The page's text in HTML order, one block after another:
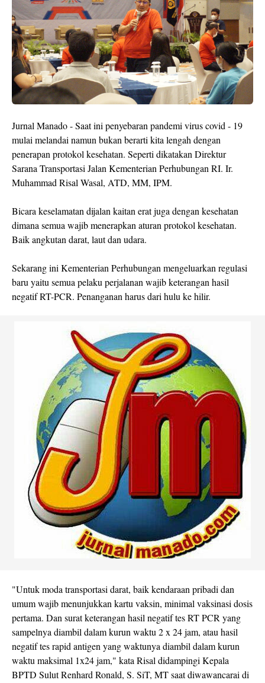
Jurnal Manado - Saat ini penyebaran pandemi virus covid - 19
mulai melandai namun bukan berarti kita lengah dengan
penerapan protokol kesehatan. Seperti dikatakan Direktur
Sarana Transportasi Jalan Kementerian Perhubungan RI. Ir.
Muhammad Risal Wasal, ATD, MM, IPM.
Bicara keselamatan dijalan kaitan erat juga dengan kesehatan
dimana semua wajib menerapkan aturan protokol kesehatan.
Baik angkutan darat, laut dan udara.
Sekarang ini Kementerian Perhubungan mengeluarkan regulasi
baru yaitu semua pelaku perjalanan wajib keterangan hasil
negatif RT-PCR. Penanganan harus dari hulu ke hilir.
"Untuk moda transportasi darat, baik kendaraan pribadi dan
umum wajib menunjukkan kartu vaksin, minimal vaksinasi dosis
pertama. Dan surat keterangan hasil negatif tes RT PCR yang
sampelnya diambil dalam kurun waktu 2 x 24 jam, atau hasil
negatif tes rapid antigen yang waktunya diambil dalam kurun
waktu maksimal 1x24 jam," kata Risal didampingi Kepala
BPTD Sulut Renhard Ronald, S. SiT, MT saat diwawancarai di